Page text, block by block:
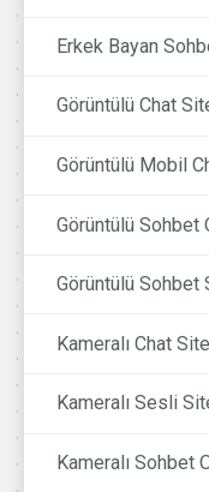
Erkek Bayan
Görüntülü Chat
Görüntülü Mobil
Görüntülü Sohbet
Görüntülü Sohbet
Kameralı Chat
Kameralı Sesli
Kameralı Sohbet